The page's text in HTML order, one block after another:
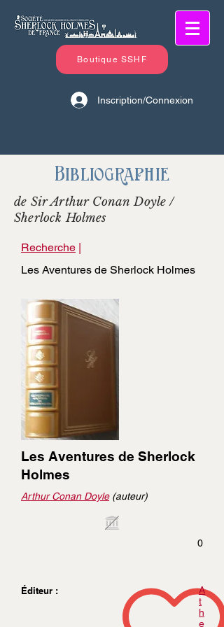
Boutique SSHF
Inscription/Connexion
Bibliographie
de Sir Arthur Conan Doyle /
Sherlock Holmes
Recherche |
Les Aventures de Sherlock Holmes
Les Aventures de Sherlock
Holmes
Arthur Conan Doyle(auteur)
0
Éditeur :
A
t
h
e